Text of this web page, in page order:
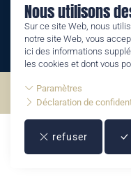
Nous utilisons
Sur ce site Web, nous
notre site Web, vous
ici des informations
les cookies et dont vous
Paramètres
Déclaration de
refuser
Informations juridiques
©2026 by Philatelie